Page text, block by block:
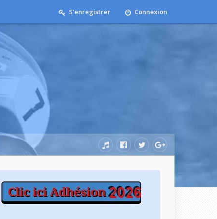
Connexion
S’enregistrer